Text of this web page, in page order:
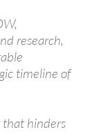
research,
timeline of
that hinders